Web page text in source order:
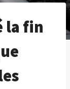
la fin